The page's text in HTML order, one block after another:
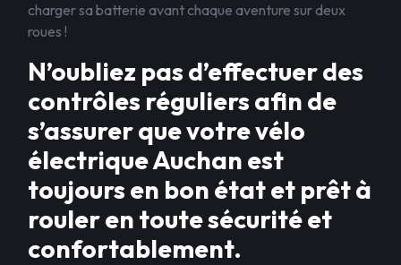
charger sa batterie avant chaque aventure sur deux
roues !
N’oubliez pas d’effectuer des
contrôles réguliers afin de
s’assurer que votre vélo
électrique Auchan est
toujours en bon état et prêt à
rouler en toute sécurité et
confortablement.